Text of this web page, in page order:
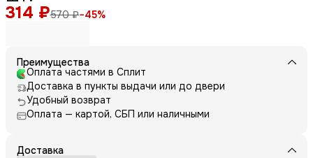
314 ₽570 ₽−45%
Преимущества
Оплата частями в Сплит
Доставка в пункты выдачи или до двери
Удобный возврат
Оплата — картой, СБП или наличными
Доставка